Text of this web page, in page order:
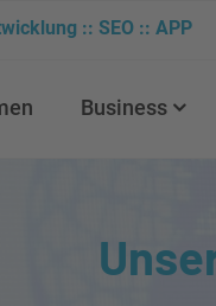
:: SEO :: APP
Business